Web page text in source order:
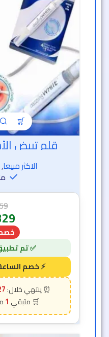
قلم تبيض
الاكثر مبيعا,
خصم
27
1